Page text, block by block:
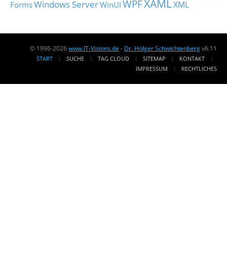
FormsWindows ServerWinUI WPFXAMLXML
© 1996-2026www.IT-Visions.de - Dr. Holger Schwichtenbergv6.11
START SUCHE TAG CLOUD SITEMAP
KONTAKT
IMPRESSUM
RECHTLICHES